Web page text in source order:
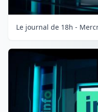
Le journal de 18h -